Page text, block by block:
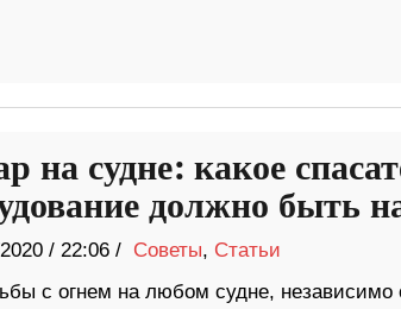
на судне: какое
должно быть
/ 22:06 / Советы, Статьи
с огнем на любом судне, независимо